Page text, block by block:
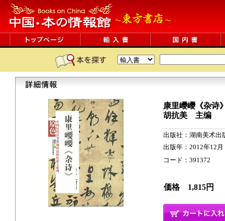
康里巎巎《杂诗
胡抗美 主编
出版社：湖南美术出
出版年：2012年12月
コード：391372
価格 1,815円